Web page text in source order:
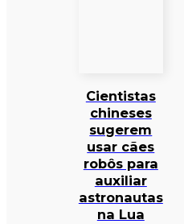
Cientistas
chineses
sugerem
usar cães
robôs para
auxiliar
astronautas
na Lua